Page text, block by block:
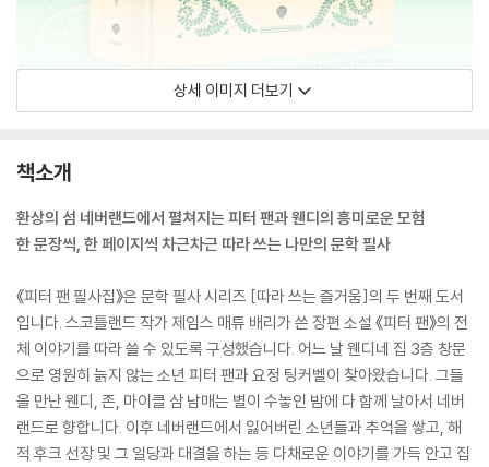
상세 이미지 더보기
책소개
환상의 섬 네버랜드에서 펼쳐지는 피터 팬과 웬디의 흥미로운 모험
한 문장씩, 한 페이지씩 차근차근 따라 쓰는 나만의 문학 필사
《피터 팬 필사집》은 문학 필사 시리즈 [따라 쓰는 즐거움]의 두 번째 도서
입니다. 스코틀랜드 작가 제임스 매튜 배리가 쓴 장편 소설 《피터 팬》의 전
체 이야기를 따라 쓸 수 있도록 구성했습니다. 어느 날 웬디네 집 3층 창문
으로 영원히 늙지 않는 소년 피터 팬과 요정 팅커벨이 찾아왔습니다. 그들
을 만난 웬디, 존, 마이클 삼 남매는 별이 수놓인 밤에 다 함께 날아서 네버
랜드로 향합니다. 이후 네버랜드에서 잃어버린 소년들과 추억을 쌓고, 해
적 후크 선장 및 그 일당과 대결을 하는 등 다채로운 이야기를 가득 안고 집